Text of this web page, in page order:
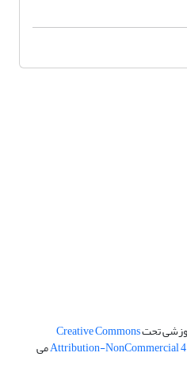
تحتCreative Commons
Attribution-NonCommercialمی